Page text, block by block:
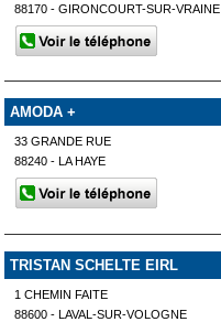
88170 - GIRONCOURT-SUR-VRAINE
AMODA +
33 GRANDE RUE
88240 - LA HAYE
TRISTAN SCHELTE EIRL
1 CHEMIN FAITE
88600 - LAVAL-SUR-VOLOGNE